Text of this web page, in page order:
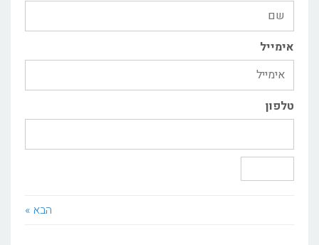
אימייל
טלפון
הבא »